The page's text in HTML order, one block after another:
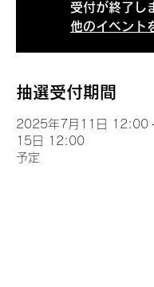
受付が終了し
他のイベント
抽選受付期間
2025年7月11日 12:00
15日 12:00
予定